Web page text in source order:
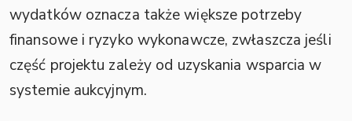
wydatków oznacza także większe potrzeby
finansowe i ryzyko wykonawcze, zwłaszcza jeśli
część projektu zależy od uzyskania wsparcia w
systemie aukcyjnym.